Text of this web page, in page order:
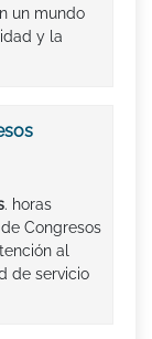
un mundo
y la
. horas
Congresos
al
de servicio